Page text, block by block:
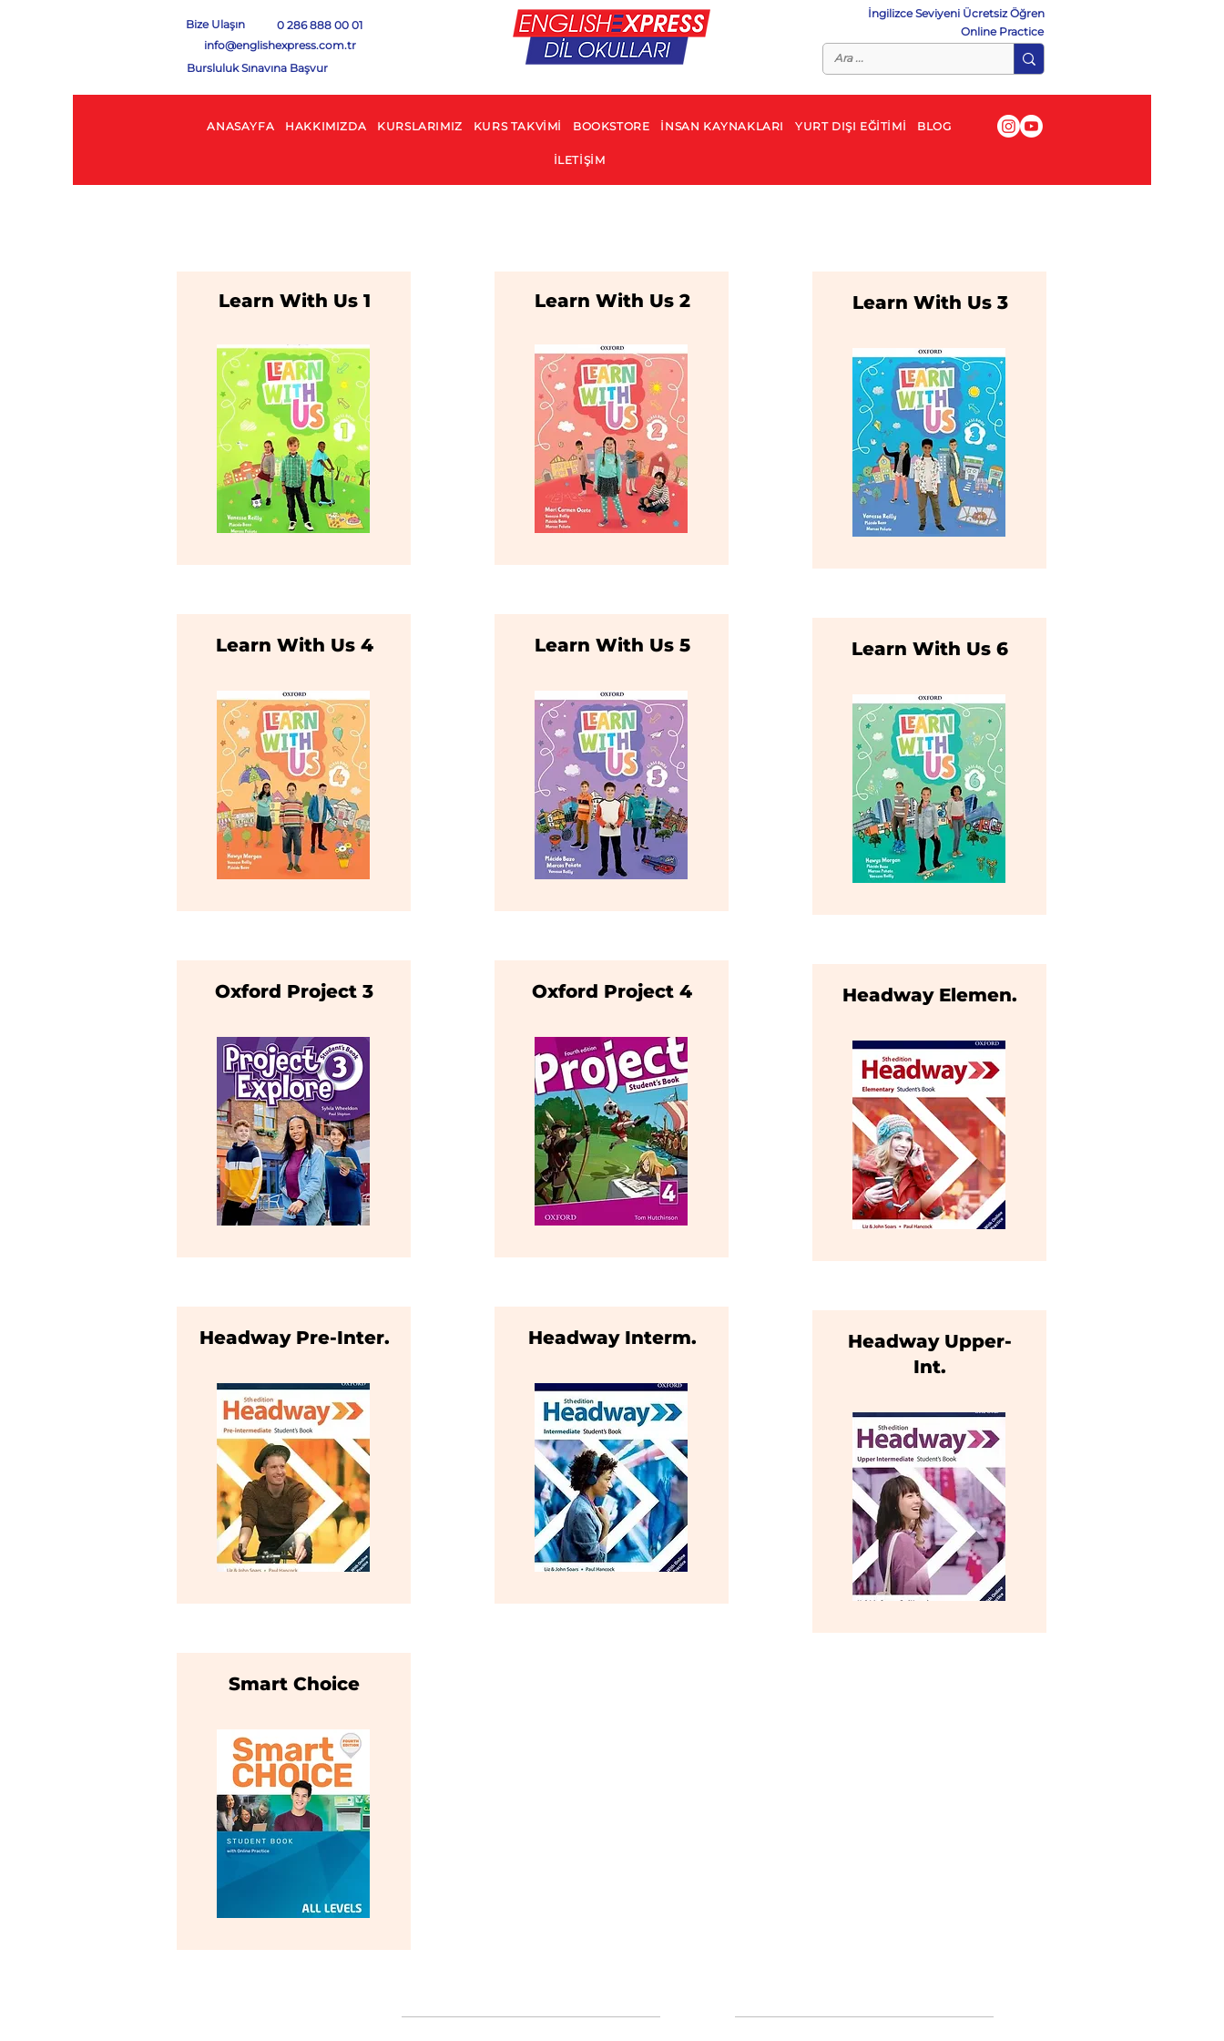
Bize Ulaşın
0 286 888 00 01
info@englishexpress.com.tr
Bursluluk Sınavına Başvur
İngilizce Seviyeni Ücretsiz Öğren
Online Practice
ANASAYFA HAKKIMIZDA KURSLARIMIZ KURS TAKVİMİ BOOKSTORE İNSAN KAYNAKLARI YURT DIŞI EĞİTİMİ BLOG
İLETİŞİM
Learn With Us 1
Learn With Us 4
Oxford Project 3
Headway Pre-Inter.
Smart Choice
Learn With Us 2
Learn With Us 5
Oxford Project 4
Headway Interm.
Learn With Us 3
Learn With Us 6
Headway Elemen.
Headway Upper-
Int.